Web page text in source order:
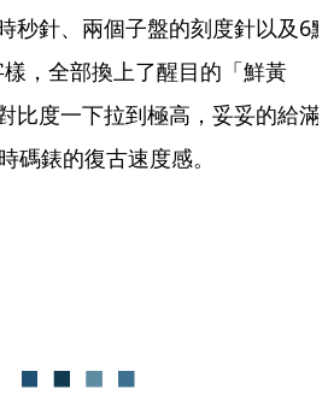
秒針、兩個子盤的刻度針以及6
，全部換上了醒目的「鮮黃
比度一下拉到極高，妥妥的給滿
碼錶的復古速度感。